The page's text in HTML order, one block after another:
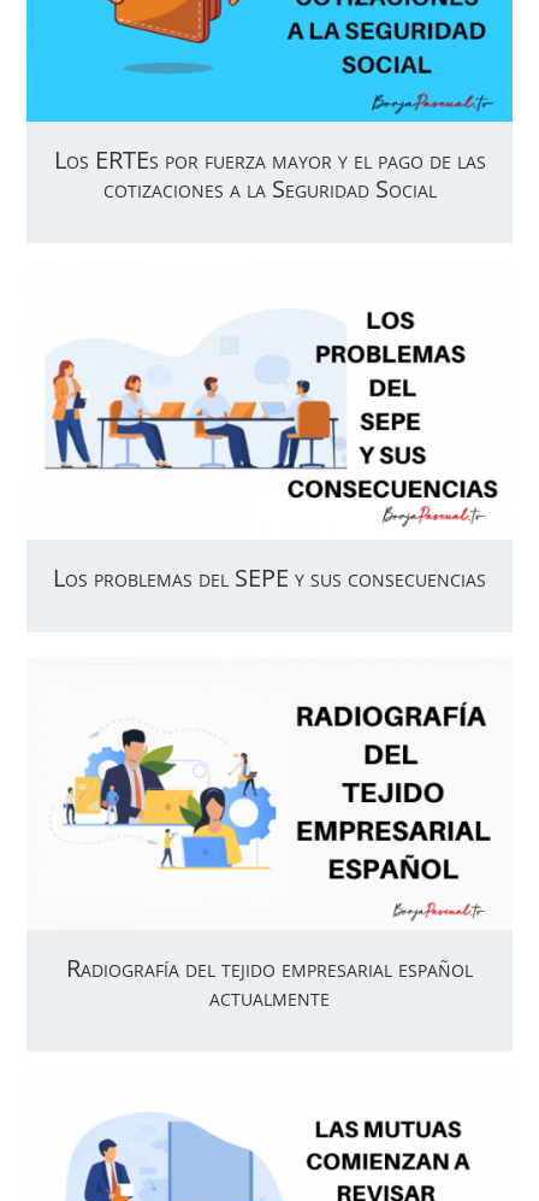
Los ERTEs por fuerza mayor y el pago de las
cotizaciones a la Seguridad Social
Los problemas del SEPE y sus consecuencias
Radiografía del tejido empresarial español
actualmente